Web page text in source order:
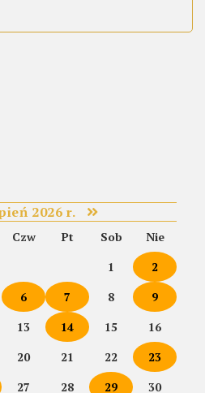
2026 r.
Czw Pt Sob
Nie
1
2
6 7 8
9
13 14 15
16
20 21 22
23
27 28 29 30